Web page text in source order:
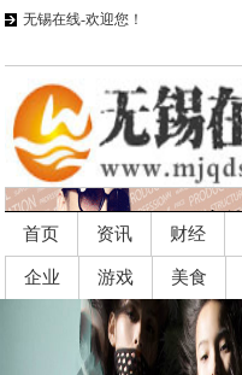
无锡在线-欢迎您！
首页 资讯 财经
企业 游戏 美食